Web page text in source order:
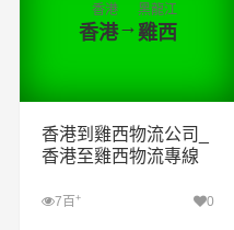
香港
香港→
黑龍江
雞西
香港到雞西物流公司_
香港至雞西物流專線
7百 + 0